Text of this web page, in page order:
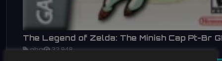
The Legend of Zelda: The Minish Cap Pt-Br
gba 32,948